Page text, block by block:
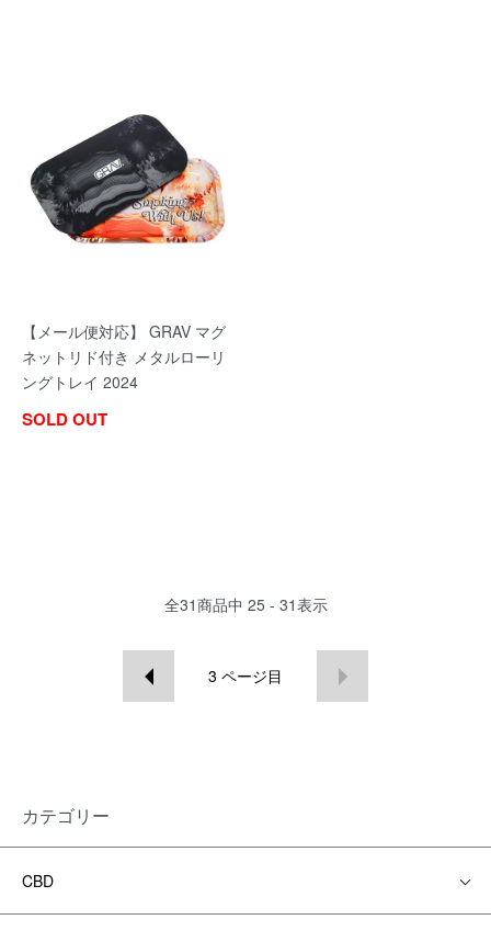
【メール便対応】 GRAV マグ
ネットリド付き メタルローリ
ングトレイ 2024
SOLD OUT
全31商品中 25 - 31表示
3 ページ目
カテゴリー
CBD